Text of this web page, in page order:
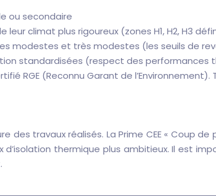
ou secondaire
climat plus rigoureux (zones H1, H2, H3
modestes et très modestes (les seuils de
standardisées (respect des performances
RGE (Reconnu Garant de
des travaux réalisés. La Prime CEE « Coup
thermique plus ambitieux. Il est